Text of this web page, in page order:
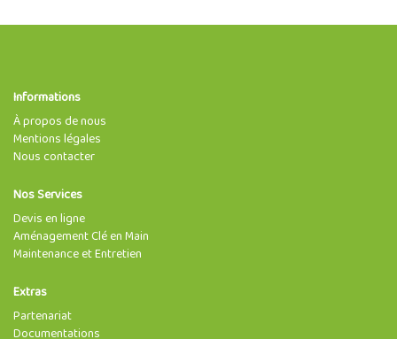
Informations
À propos de nous
Mentions légales
Nous contacter
Nos Services
Devis en ligne
Aménagement Clé en Main
Maintenance et Entretien
Extras
Partenariat
Documentations